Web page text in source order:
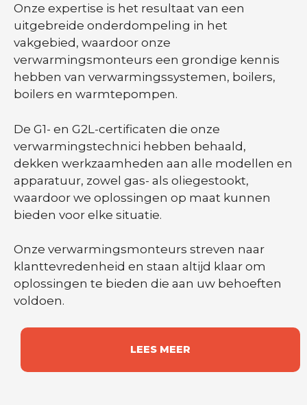
Onze expertise is het resultaat van een
uitgebreide onderdompeling in het
vakgebied, waardoor onze
verwarmingsmonteurs een grondige kennis
hebben van verwarmingssystemen, boilers,
boilers en warmtepompen.
De G1- en G2L-certificaten die onze
verwarmingstechnici hebben behaald,
dekken werkzaamheden aan alle modellen en
apparatuur, zowel gas- als oliegestookt,
waardoor we oplossingen op maat kunnen
bieden voor elke situatie.
Onze verwarmingsmonteurs streven naar
klanttevredenheid en staan altijd klaar om
oplossingen te bieden die aan uw behoeften
voldoen.
LEES MEER